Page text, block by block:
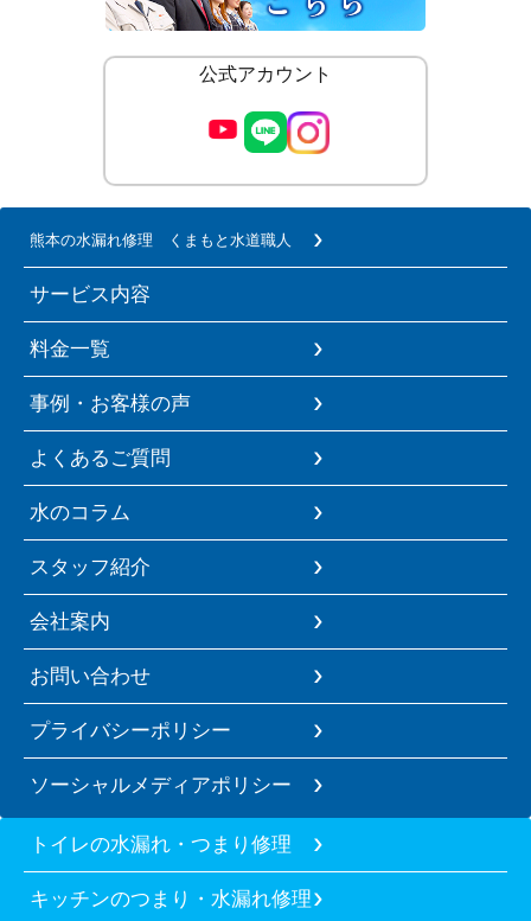
公式アカウント
熊本の水漏れ修理 くまもと水道職人
サービス内容
料金一覧
事例・お客様の声
よくあるご質問
水のコラム
スタッフ紹介
会社案内
お問い合わせ
プライバシーポリシー
ソーシャルメディアポリシー
トイレの水漏れ・つまり修理
キッチンのつまり・水漏れ修理